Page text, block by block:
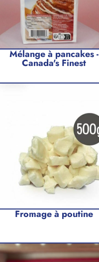
Mélange à pancakes -
Canada's Finest
Fromage à poutine